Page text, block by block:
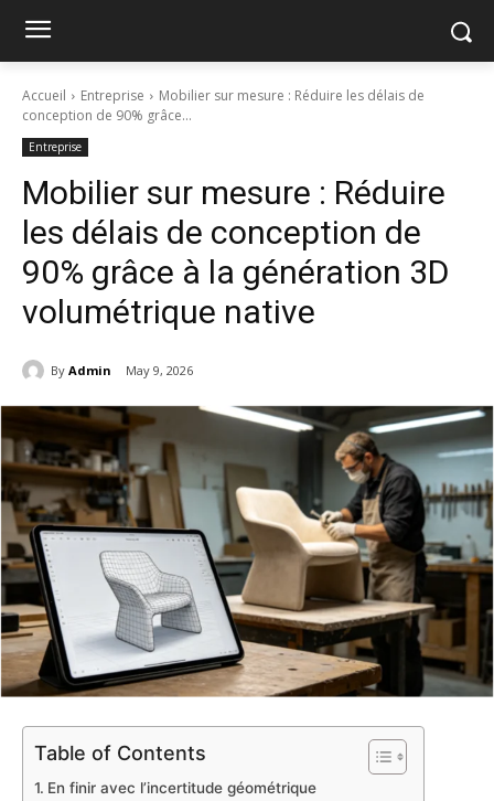
Accueil Entreprise
Mobilier sur mesure : Réduire les délais de
conception de 90% grâce...
Entreprise
Mobilier sur mesure : Réduire
les délais de conception de
90% grâce à la génération 3D
volumétrique native
By Admin May 9, 2026
Table of Contents
En finir avec l’incertitude géométrique